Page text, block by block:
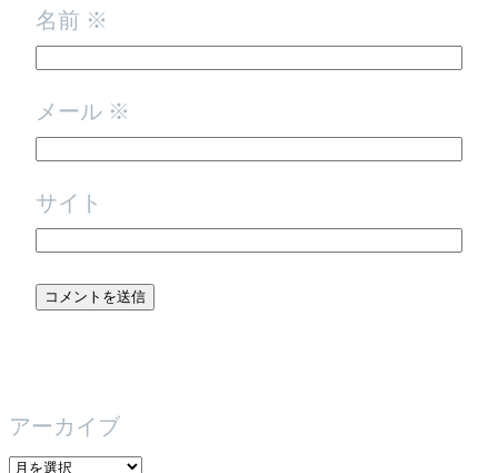
名前 ※
メール ※
サイト
アーカイブ